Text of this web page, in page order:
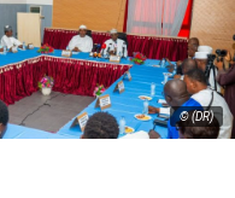
© (DR)